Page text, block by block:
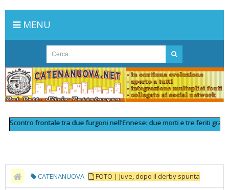
MENU
frontale tra due furgoni nell'Ennese: due morti e tre feriti gravi >>
CATENANUOVA FOTO | Juve, dopo il derby spunta